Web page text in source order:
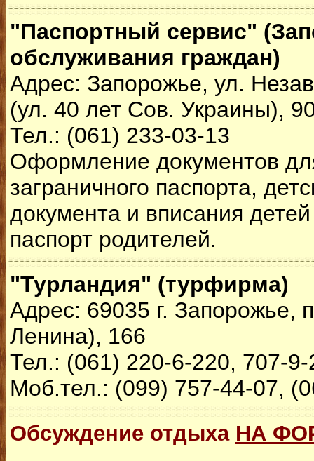
"Паспортный сервис"
обслуживания граждан)
Адрес: Запорожье, ул.
(ул. 40 лет Сов. Украины),
Тел.: (061) 233-03-13
Оформление документов
заграничного паспорта,
документа и вписания
паспорт родителей.
"Турландия" (турфирма)
Адрес: 69035 г. Запорожье,
Ленина), 166
Тел.: (061) 220-6-220, 707-9-
Моб.тел.: (099) 757-44-07,
Обсуждение отдыха НА